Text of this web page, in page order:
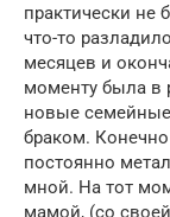
практически
что-то
месяцев и
моменту была в
новые
браком.
постоянно
мной. На тот
мамой, (со